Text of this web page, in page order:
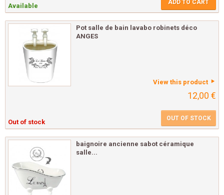
Available ADD TO CART
Pot salle de bain lavabo robinets déco
ANGES
View this product
12,00 €
Out of stock OUT OF STOCK
baignoire ancienne sabot céramique
salle...